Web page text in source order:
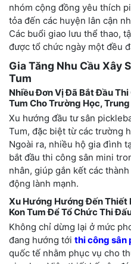
nhóm cộng đồng yêu thích
tỏa đến các huyện lân cận
Các buổi giao lưu thể thao,
được tổ chức ngày một đều
Gia Tăng Nhu Cầu Xây
Tum
Nhiều Đơn Vị Đã Bắt Đầu
Tum Cho Trường Học,
Xu hướng đầu tư sân
Tum, đặc biệt từ các trường
Ngoài ra, nhiều hộ gia đình
bắt đầu thi công sân mini
nhân, giúp gắn kết các
động lành mạnh.
Xu Hướng Hướng Đến Thiết
Kon Tum Để Tổ Chức Thi
Không chỉ dừng lại ở mức
đang hướng tới thi công sân
quốc tế nhằm phục vụ cho